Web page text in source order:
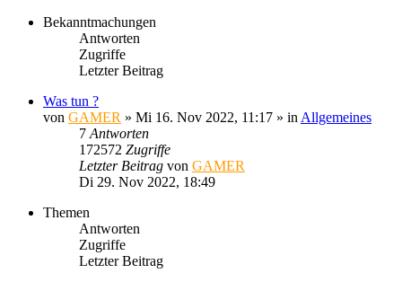
Bekanntmachungen
Antworten
Zugriffe
Letzter Beitrag
Was tun ?
von GAMER » Mi 16. Nov 2022, 11:17 » in Allgemeines
7 Antworten
172572 Zugriffe
Letzter Beitrag von GAMER
Di 29. Nov 2022, 18:49
Themen
Antworten
Zugriffe
Letzter Beitrag